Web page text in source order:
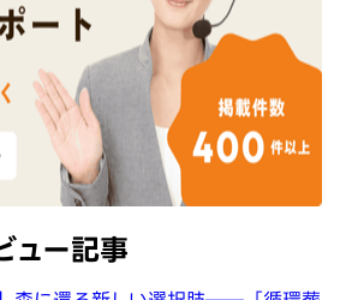
ュー記事